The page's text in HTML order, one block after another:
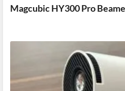
Magcubic HY300 Pro